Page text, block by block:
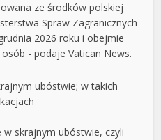
ze środków polskiej
Spraw Zagranicznych
2026 roku i obejmie
- podaje Vatican News.
ubóstwie; w takich
w skrajnym ubóstwie, czyli